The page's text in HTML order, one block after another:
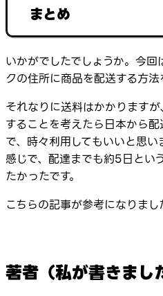
まとめ
いかがでしたでしょうか。今
クの住所に商品を配送する方法
それなりに送料はかかります
することを考えたら日本から
で、時々利用してもいいと思
感じで、配達までも約5日とい
たかったです。
こちらの記事が参考になりまし
著者（私が書きまし